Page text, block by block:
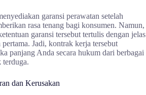
garansi perawatan setelah
rasa tenang bagi konsumen. Namun,
garansi tersebut tertulis dengan jelas
Jadi, kontrak kerja tersebut
panjang Anda secara hukum dari berbagai
terduga.
dan Kerusakan